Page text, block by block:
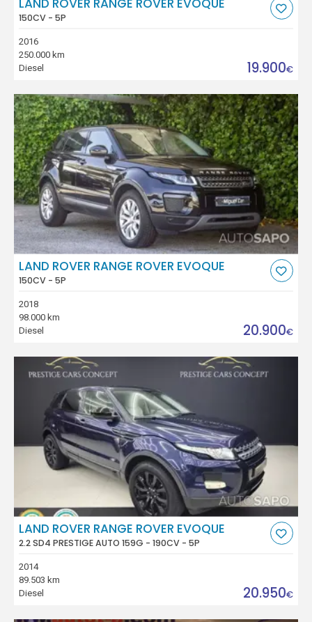
LAND ROVER RANGE ROVER EVOQUE
150CV - 5P
2016
250.000 km
Diesel
19.900€
LAND ROVER RANGE ROVER EVOQUE
150CV - 5P
2018
98.000 km
Diesel
20.900€
LAND ROVER RANGE ROVER EVOQUE
2.2 SD4 PRESTIGE AUTO 159G - 190CV - 5P
2014
89.503 km
Diesel
20.950€